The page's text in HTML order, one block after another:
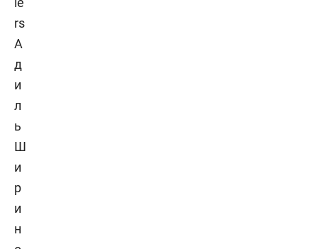
rs
А
д
и
л
ь
Ш
и
р
и
н